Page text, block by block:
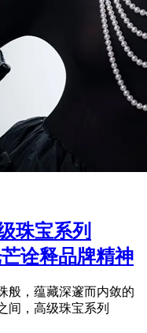
珠宝系列
芒诠释品牌精神
般，蕴藏深邃而内敛的
间，高级珠宝系列